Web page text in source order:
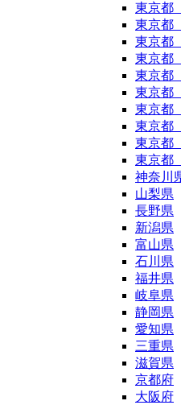
東京都
東京都
東京都
東京都
東京都
東京都
東京都
東京都
東京都
東京都
神奈川
山梨県
長野県
新潟県
富山県
石川県
福井県
岐阜県
静岡県
愛知県
三重県
滋賀県
京都府
大阪府